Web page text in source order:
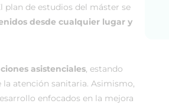
plan de estudios del máster se
desde cualquier lugar y
asistenciales, estando
la atención sanitaria. Asimismo,
enfocados en la mejora